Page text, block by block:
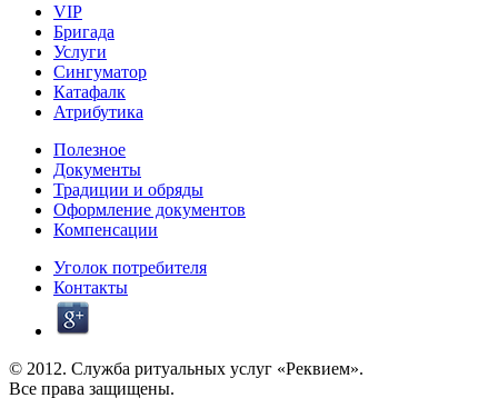
VIP
Бригада
Услуги
Сингуматор
Катафалк
Атрибутика
Полезное
Документы
Традиции и обряды
Оформление документов
Компенсации
Уголок потребителя
Контакты
© 2012. Служба ритуальных услуг «Реквием».
Все права защищены.